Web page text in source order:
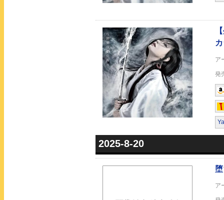
2025-8-20
P0WER-悪霊退散-